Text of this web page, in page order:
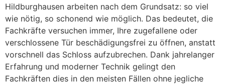
Hildburghausen arbeiten nach dem Grundsatz: so viel
wie nötig, so schonend wie möglich. Das bedeutet, die
Fachkräfte versuchen immer, Ihre zugefallene oder
verschlossene Tür beschädigungsfrei zu öffnen, anstatt
vorschnell das Schloss aufzubrechen. Dank jahrelanger
Erfahrung und moderner Technik gelingt den
Fachkräften dies in den meisten Fällen ohne jegliche